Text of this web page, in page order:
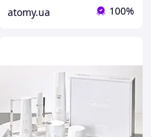
atomy.ua 100%